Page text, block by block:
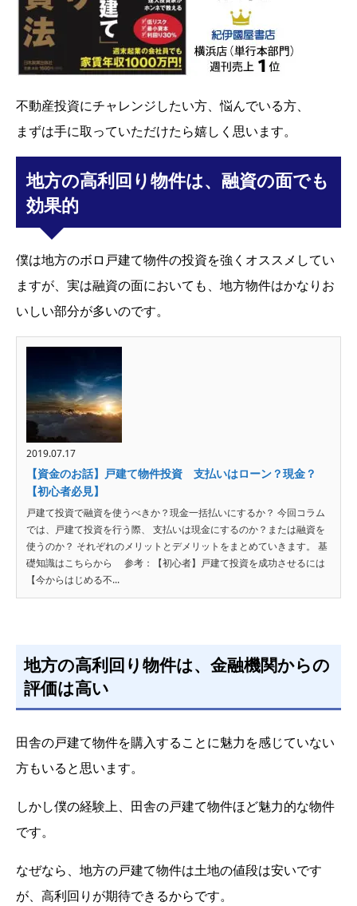
不動産投資にチャレンジしたい方、悩んでいる方、
まずは手に取っていただけたら嬉しく思います。
地方の高利回り物件は、融資の面でも
効果的
僕は地方のボロ戸建て物件の投資を強くオススメしてい
ますが、実は融資の面においても、地方物件はかなりお
いしい部分が多いのです。
2019.07.17
【資金のお話】戸建て物件投資 支払いはローン？現金？
【初心者必見】
戸建て投資で融資を使うべきか？現金一括払いにするか？ 今回コラム
では、戸建て投資を行う際、 支払いは現金にするのか？または融資を
使うのか？ それぞれのメリットとデメリットをまとめていきます。 基
礎知識はこちらから 参考：【初心者】戸建て投資を成功させるには
【今からはじめる不...
地方の高利回り物件は、金融機関からの
評価は高い
田舎の戸建て物件を購入することに魅力を感じていない
方もいると思います。
しかし僕の経験上、田舎の戸建て物件ほど魅力的な物件
です。
なぜなら、地方の戸建て物件は土地の値段は安いです
が、高利回りが期待できるからです。